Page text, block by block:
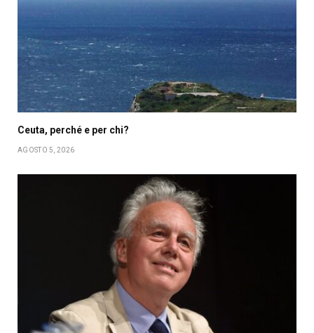
Ceuta, perché e per chi?
AGOSTO 5, 2026